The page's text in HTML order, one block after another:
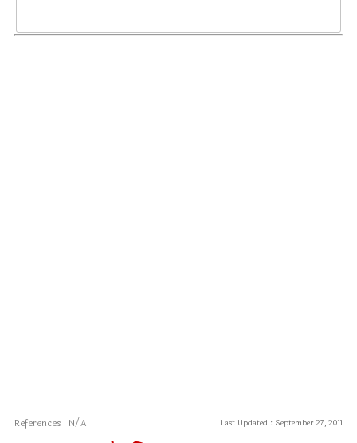
References : N/A Last Updated : September 27, 2011